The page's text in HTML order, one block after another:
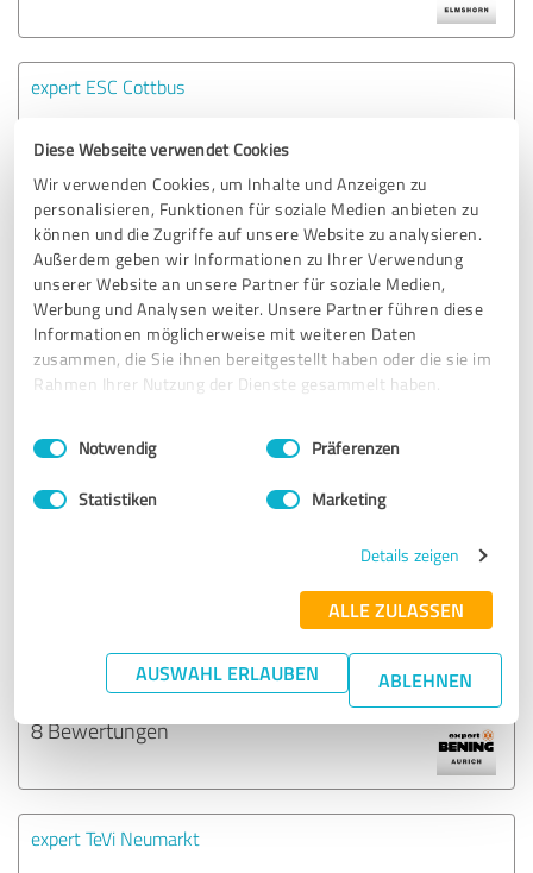
Diese Webseite verwendet Cookies
Wir verwenden Cookies, um Inhalte und Anzeigen zu
personalisieren, Funktionen für soziale Medien anbieten zu
können und die Zugriffe auf unsere Website zu analysieren.
Außerdem geben wir Informationen zu Ihrer Verwendung
unserer Website an unsere Partner für soziale Medien,
Werbung und Analysen weiter. Unsere Partner führen diese
Informationen möglicherweise mit weiteren Daten
zusammen, die Sie ihnen bereitgestellt haben oder die sie im
Rahmen Ihrer Nutzung der Dienste gesammelt haben.
Impressum Datenschutzbestimmungen
Einwilligungsauswahl
Notwendig Präferenzen
Statistiken Marketing
Details zeigen
ALLE ZULASSEN
AUSWAHL ERLAUBEN ABLEHNEN
expert ESC Cottbus
9 Bewertungen
expert Bening Verden
9 Bewertungen
expert ESC Bautzen
expert Bening Aurich
8 Bewertungen
expert TeVi Neumarkt